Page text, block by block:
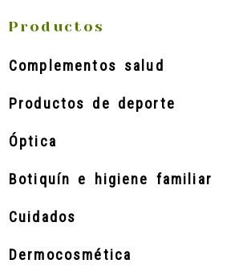
Productos
Complementos salud
Productos de deporte
Óptica
Botiquín e higiene familiar
Cuidados
Dermocosmética